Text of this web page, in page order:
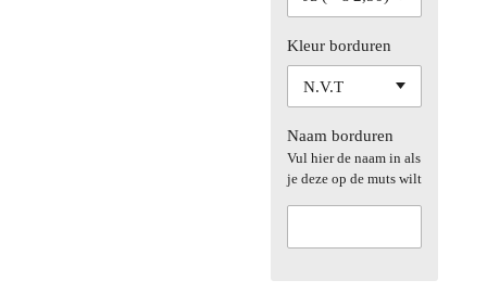
Kleur borduren
Naam borduren
Vul hier de naam in als
je deze op de muts wilt